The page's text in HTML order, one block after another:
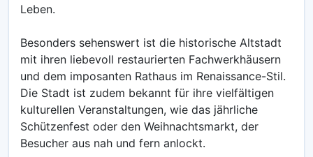
Leben.
Besonders sehenswert ist die historische Altstadt
mit ihren liebevoll restaurierten Fachwerkhäusern
und dem imposanten Rathaus im Renaissance-Stil.
Die Stadt ist zudem bekannt für ihre vielfältigen
kulturellen Veranstaltungen, wie das jährliche
Schützenfest oder den Weihnachtsmarkt, der
Besucher aus nah und fern anlockt.